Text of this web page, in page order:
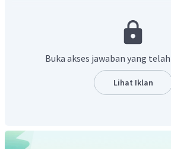
untuk melakukan fotosintesis yang
matahari dan klorofil menghasilkan
Dengan demikian, pilihan jawaban
Buka akses jawaban yang
Lihat Iklan